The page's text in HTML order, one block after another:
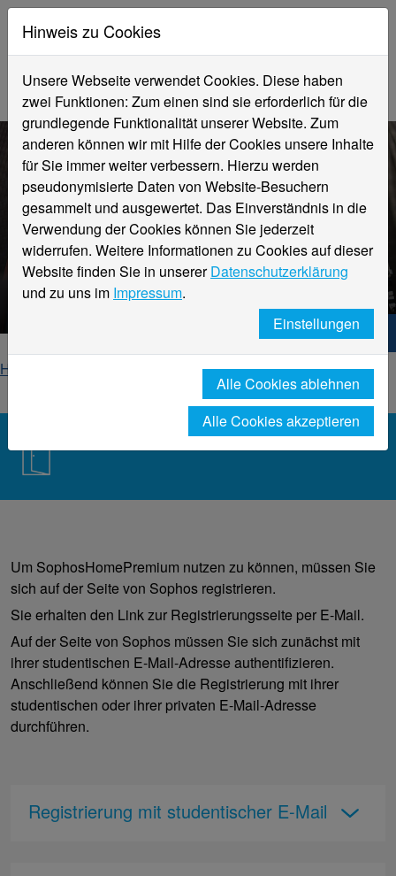
Registrierung für
SophosHomePremium
Hochschule Niederrhein. Dein Weg.
Home
IT-Support
Um SophosHomePremium nutzen zu können, müssen Sie
sich auf der Seite von Sophos registrieren.
Sie erhalten den Link zur Registrierungsseite per E-Mail.
Auf der Seite von Sophos müssen Sie sich zunächst mit
ihrer studentischen E-Mail-Adresse authentifizieren.
Anschließend können Sie die Registrierung mit ihrer
studentischen oder ihrer privaten E-Mail-Adresse
durchführen.
Registrierung mit studentischer E-Mail
Hinweis zu Cookies
Unsere Webseite verwendet Cookies. Diese haben
zwei Funktionen: Zum einen sind sie erforderlich für die
grundlegende Funktionalität unserer Website. Zum
anderen können wir mit Hilfe der Cookies unsere Inhalte
für Sie immer weiter verbessern. Hierzu werden
pseudonymisierte Daten von Website-Besuchern
gesammelt und ausgewertet. Das Einverständnis in die
Verwendung der Cookies können Sie jederzeit
widerrufen. Weitere Informationen zu Cookies auf dieser
Website finden Sie in unsererDatenschutzerklärung
und zu uns im Impressum.
Einstellungen
Alle Cookies ablehnen
Alle Cookies akzeptieren